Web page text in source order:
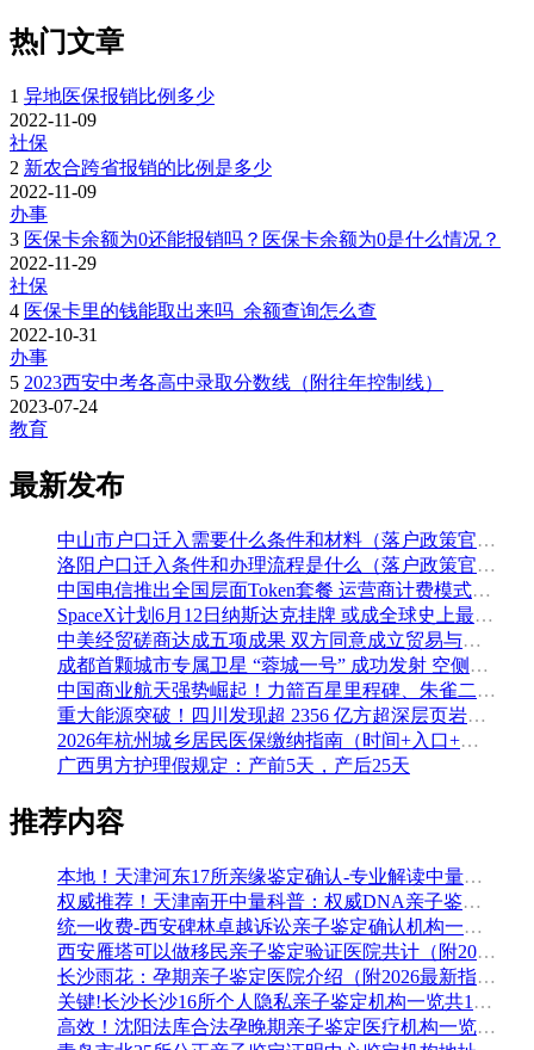
热门文章
1 异地医保报销比例多少
2022-11-09
社保
2 新农合跨省报销的比例是多少
2022-11-09
办事
3 医保卡余额为0还能报销吗？医保卡余额为0是什么情况？
2022-11-29
社保
4 医保卡里的钱能取出来吗_余额查询怎么查
2022-10-31
办事
5 2023西安中考各高中录取分数线（附往年控制线）
2023-07-24
教育
最新发布
中山市户口迁入需要什么条件和材料（落户政策官方解读）
洛阳户口迁入条件和办理流程是什么（落户政策官方问答汇总）
中国电信推出全国层面Token套餐 运营商计费模式从”流量”迈向”算力”
SpaceX计划6月12日纳斯达克挂牌 或成全球史上最大规模IPO
中美经贸磋商达成五项成果 双方同意成立贸易与投资双理事会
成都首颗城市专属卫星 “蓉城一号” 成功发射 空侧直转模式同步落地 双重大突破助力国际门户枢纽建设
中国商业航天强势崛起！力箭百星里程碑、朱雀二号改进型发射成功
重大能源突破！四川发现超 2356 亿方超深层页岩气田，保障国家能源安全
2026年杭州城乡居民医保缴纳指南（时间+入口+金额）
广西男方护理假规定：产前5天，产后25天
推荐内容
本地！天津河东17所亲缘鉴定确认-专业解读中量基因
权威推荐！天津南开中量科普：权威DNA亲子鉴定机构名单公布(2026年新版)
统一收费-西安碑林卓越诉讼亲子鉴定确认机构一览（7家2026年5月汇总鉴定）
西安雁塔可以做移民亲子鉴定验证医院共计（附2026年地址名单更正）
长沙雨花：孕期亲子鉴定医院介绍（附2026最新指南）
关键!长沙长沙16所个人隐私亲子鉴定机构一览共11家（附2026收费一览）
高效！沈阳法库合法孕晚期亲子鉴定医疗机构一览（附2026年本土机构名单）